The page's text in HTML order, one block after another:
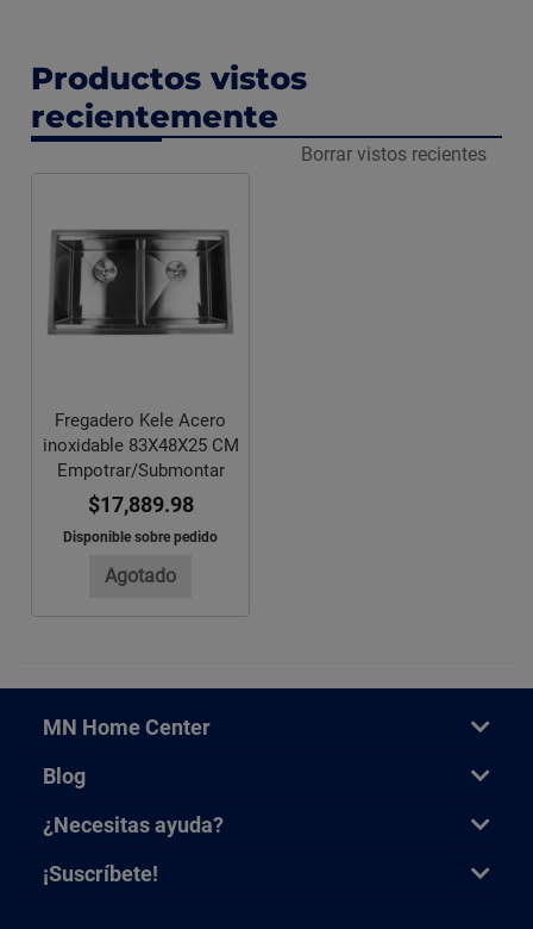
Productos vistos
recientemente
Borrar vistos recientes
Fregadero Kele Acero
inoxidable 83X48X25 CM
Empotrar/Submontar
$17,889.98
Disponible sobre pedido
Agotado
MN Home Center
Blog
¿Necesitas ayuda?
¡Suscríbete!